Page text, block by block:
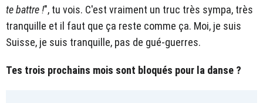
te battre !", tu vois. C'est vraiment un truc très sympa, très
tranquille et il faut que ça reste comme ça. Moi, je suis
Suisse, je suis tranquille, pas de gué-guerres.
Tes trois prochains mois sont bloqués pour la danse ?